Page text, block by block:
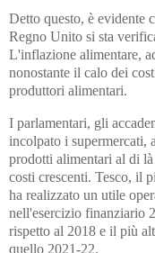
Detto questo, è evidente
Regno Unito si sta
L'inflazione alimentare,
nonostante il calo dei
produttori alimentari.
I parlamentari, gli
incolpato i supermercati,
prodotti alimentari al di
costi crescenti. Tesco, il
ha realizzato un utile
nell'esercizio finanziario
rispetto al 2018 e il più
quello 2021-22.